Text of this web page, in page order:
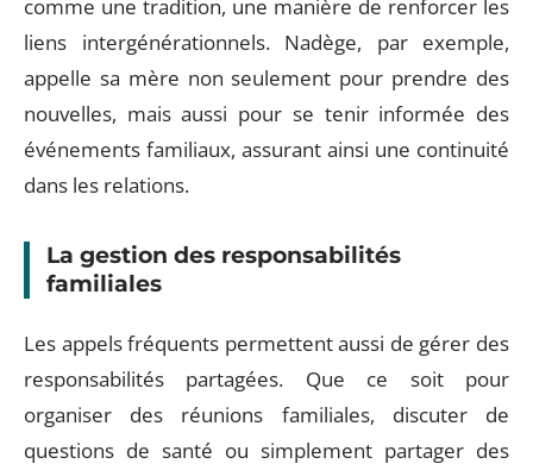
comme une tradition, une manière de renforcer les
liens intergénérationnels. Nadège, par exemple,
appelle sa mère non seulement pour prendre des
nouvelles, mais aussi pour se tenir informée des
événements familiaux, assurant ainsi une continuité
dans les relations.
La gestion des responsabilités
familiales
Les appels fréquents permettent aussi de gérer des
responsabilités partagées. Que ce soit pour
organiser des réunions familiales, discuter de
questions de santé ou simplement partager des